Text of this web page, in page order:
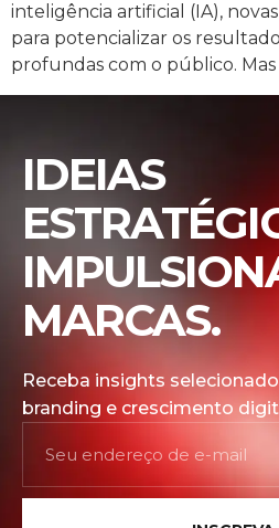
inteligência artificial (IA),
para potencializar os
profundas com o público. Mas
IDEIAS
MARCAS.
Receba insights
branding e crescimento